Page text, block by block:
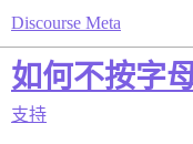
Discourse Meta
如何不按字
支持